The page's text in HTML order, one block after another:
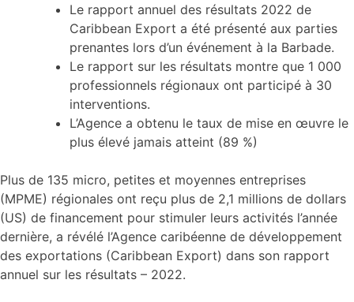
Le rapport annuel des résultats 2022 de
Caribbean Export a été présenté aux parties
prenantes lors d’un événement à la Barbade.
Le rapport sur les résultats montre que 1 000
professionnels régionaux ont participé à 30
interventions.
L’Agence a obtenu le taux de mise en œuvre le
plus élevé jamais atteint (89 %)
Plus de 135 micro, petites et moyennes entreprises
(MPME) régionales ont reçu plus de 2,1 millions de dollars
(US) de financement pour stimuler leurs activités l’année
dernière, a révélé l’Agence caribéenne de développement
des exportations (Caribbean Export) dans son rapport
annuel sur les résultats – 2022.